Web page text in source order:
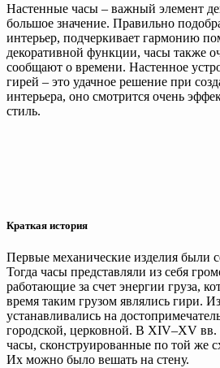
Настенные часы – важный элемент
большое значение. Правильно
интерьер, подчеркивает гармонию
декоративной функции, часы также
сообщают о времени. Настенное
гирей – это удачное решение при
интерьера, оно смотрится очень
стиль.
Краткая история
Первые механические изделия были
Тогда часы представляли из себя
работающие за счет энергии груза,
время таким грузом являлись гири.
устанавливались на
городской, церковной. В XIV–XV
часы, сконструированные по той же
Их можно было вешать на стену.